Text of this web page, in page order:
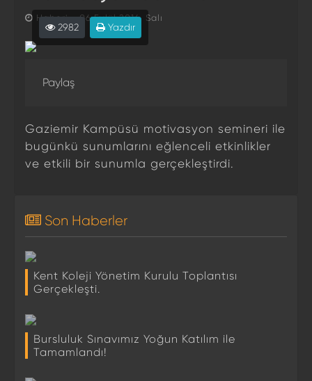
Haberi - 06 Eylül 2016, Salı
2982 Yazdır
Paylaş
Gaziemir Kampüsü motivasyon semineri ile
bugünkü sunumlarını eğlenceli etkinlikler
ve etkili bir sunumla gerçekleştirdi.
Son Haberler
Kent Koleji Yönetim Kurulu Toplantısı
Gerçekleşti.
Bursluluk Sınavımız Yoğun Katılım ile
Tamamlandı!